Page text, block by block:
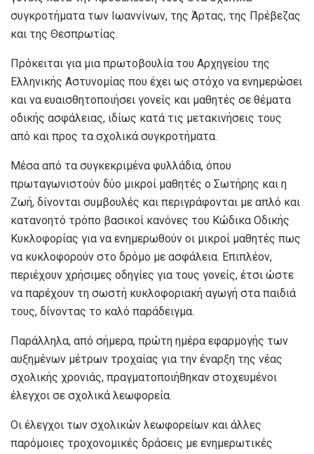
συγκροτήματα των Ιωαννίνων, της Άρτας, της Πρέβεζας
και της Θεσπρωτίας.
Πρόκειται για μια πρωτοβουλία του Αρχηγείου της
Ελληνικής Αστυνομίας που έχει ως στόχο να ενημερώσει
και να ευαισθητοποιήσει γονείς και μαθητές σε θέματα
οδικής ασφάλειας, ιδίως κατά τις μετακινήσεις τους
από και προς τα σχολικά συγκροτήματα.
Μέσα από τα συγκεκριμένα φυλλάδια, όπου
πρωταγωνιστούν δύο μικροί μαθητές ο Σωτήρης και η
Ζωή, δίνονται συμβουλές και περιγράφονται με απλό και
κατανοητό τρόπο βασικοί κανόνες του Κώδικα Οδικής
Κυκλοφορίας για να ενημερωθούν οι μικροί μαθητές πως
να κυκλοφορούν στο δρόμο με ασφάλεια. Επιπλέον,
περιέχουν χρήσιμες οδηγίες για τους γονείς, έτσι ώστε
να παρέχουν τη σωστή κυκλοφοριακή αγωγή στα παιδιά
τους, δίνοντας το καλό παράδειγμα.
Παράλληλα, από σήμερα, πρώτη ημέρα εφαρμογής των
αυξημένων μέτρων τροχαίας για την έναρξη της νέας
σχολικής χρονιάς, πραγματοποιήθηκαν στοχευμένοι
έλεγχοι σε σχολικά λεωφορεία.
Οι έλεγχοι των σχολικών λεωφορείων και άλλες
παρόμοιες τροχονομικές δράσεις με ενημερωτικές